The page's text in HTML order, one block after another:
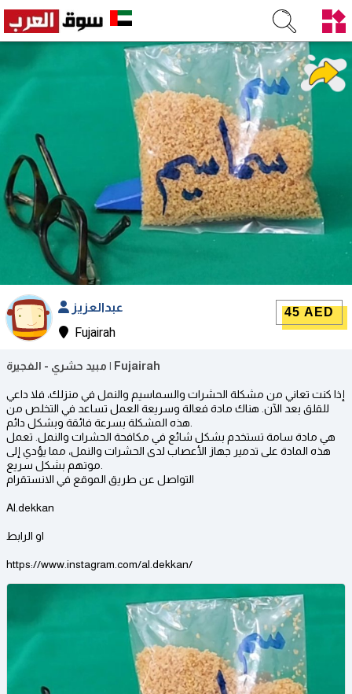
عبدالعزيز
Fujairah
45 AED
مبيد حشري - الفجيرة | Fujairah
إذا كنت تعاني من مشكلة الحشرات والسماسيم والنمل في منزلك، فلا داعي
للقلق بعد الآن. هناك مادة فعالة وسريعة العمل تساعد في التخلص من
هي مادة سامة تستخدم بشكل شائع في مكافحة الحشرات والنمل. تعمل
هذه المادة على تدمير جهاز الأعصاب لدى الحشرات والنمل، مما يؤدي إلى
التواصل عن طريق الموقع في الانستقرام
Al.dekkan
او الرابط
https://www.instagram.com/al.dekkan/